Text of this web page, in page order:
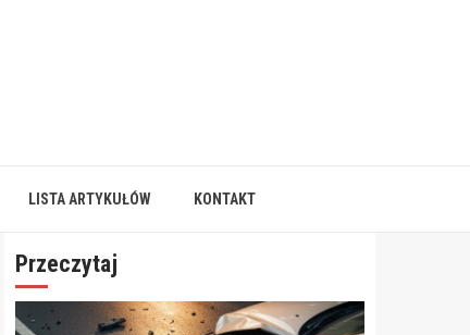
LISTA ARTYKUŁÓW KONTAKT
Przeczytaj